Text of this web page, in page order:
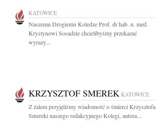
KATOWICE
Naszemu Drogiemu Koledze Prof. dr hab. n. med.
Krystynowi Sosadzie chcielibyśmy przekazać
wyrazy...
KRZYSZTOF SMEREK KATOWICE
Z żalem przyjęliśmy wiadomość o śmierci Krzysztofa
Smereki naszego redakcyjnego Kolegi, autora...